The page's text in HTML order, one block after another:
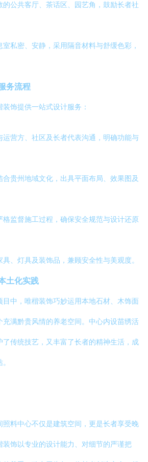
的公共客厅、茶话区、园艺角，鼓励长者社
室私密、安静，采用隔音材料与舒缓色彩，
务流程
饰提供一站式设计服务：
运营方、社区及长者代表沟通，明确功能与
合贵州地域文化，出具平面布局、效果图及
格监督施工过程，确保安全规范与设计还原
具、灯具及装饰品，兼顾安全性与美观度。
土化实践
目中，唯楷装饰巧妙运用本地石材、木饰面
充满黔贵风情的养老空间。中心内设苗绣活
传统技艺，又丰富了长者的精神生活，成
照料中心不仅是建筑空间，更是长者享受晚
饰以专业的设计能力、对细节的严谨把